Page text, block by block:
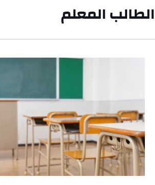
الطالب المعلم